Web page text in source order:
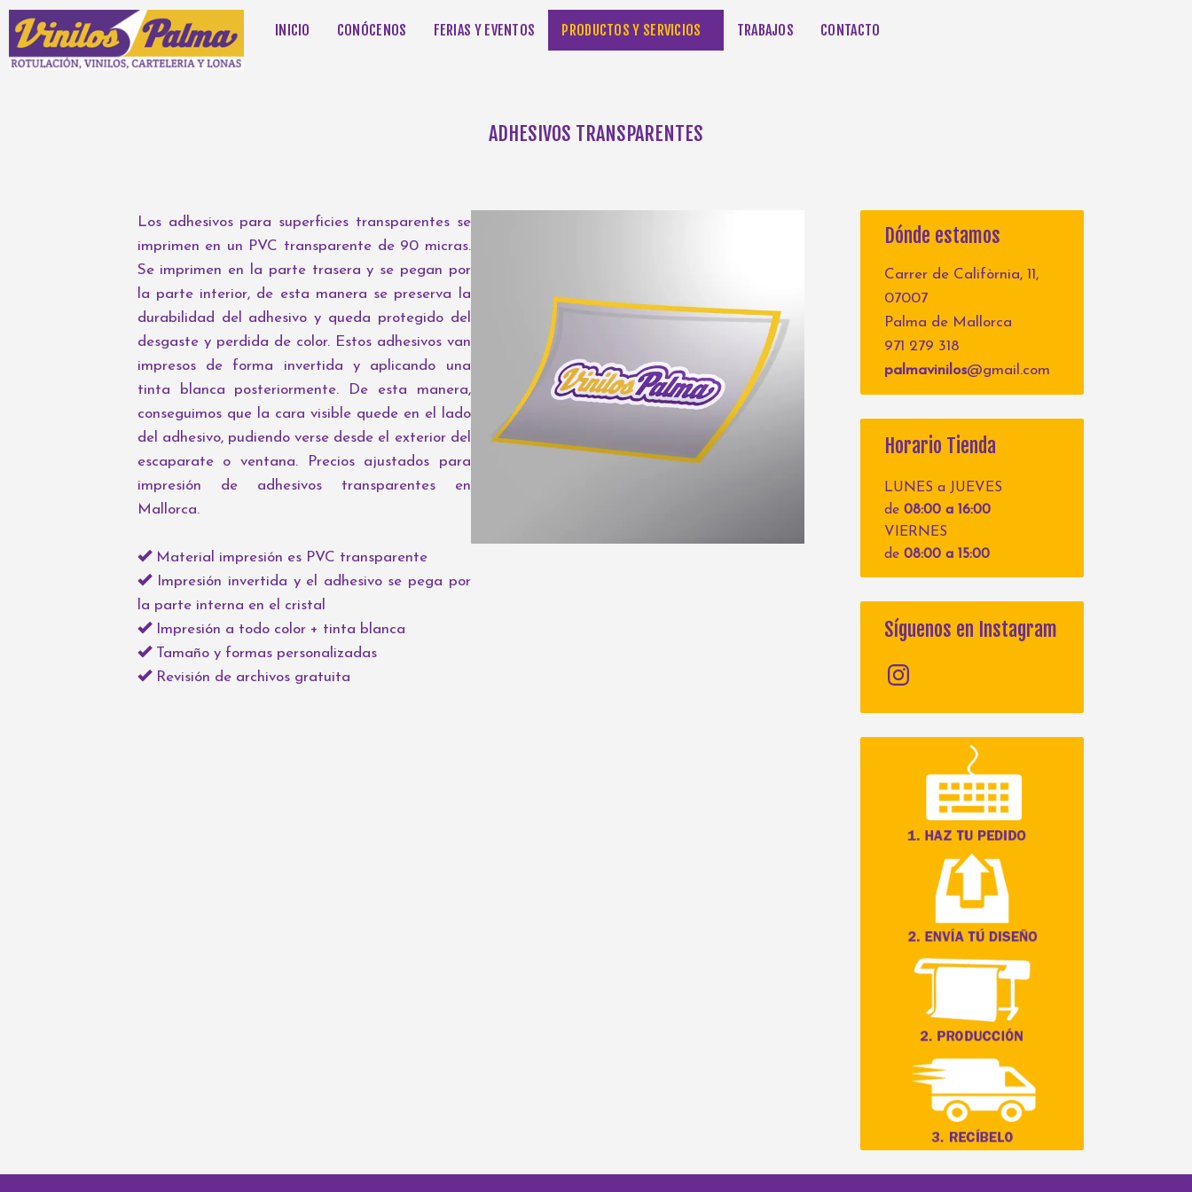
INICIO CONÓCENOS FERIAS Y EVENTOS PRODUCTOS Y SERVICIOS TRABAJOS CONTACTO
ADHESIVOS TRANSPARENTES
Los adhesivos para superficies transparentes se
imprimen en un PVC transparente de 90 micras.
Se imprimen en la parte trasera y se pegan por
la parte interior, de esta manera se preserva la
durabilidad del adhesivo y queda protegido del
desgaste y perdida de color. Estos adhesivos van
impresos de forma invertida y aplicando una
tinta blanca posteriormente. De esta manera,
conseguimos que la cara visible quede en el lado
del adhesivo, pudiendo verse desde el exterior del
escaparate o ventana. Precios ajustados para
impresión de adhesivos transparentes en
Mallorca.
Material impresión es PVC transparente
Impresión invertida y el adhesivo se pega por
la parte interna en el cristal
Impresión a todo color + tinta blanca
Tamaño y formas personalizadas
Revisión de archivos gratuita
Dónde estamos
Carrer de Califòrnia, 11,
07007
Palma de Mallorca
971 279 318
palmavinilos@gmail.com
Horario Tienda
LUNES a JUEVES
de 08:00 a 16:00
VIERNES
de 08:00 a 15:00
Síguenos en Instagram